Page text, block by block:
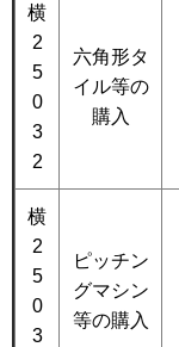
横
2
5
0
3
2
六角形タ
イル等の
購入
横
2
5
0
3
ピッチン
グマシン
等の購入